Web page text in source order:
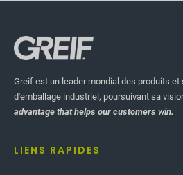
Greif est un leader mondial des produits et
d'emballage industriel, poursuivant sa
advantage that helps our customers win.
LIENS RAPIDES